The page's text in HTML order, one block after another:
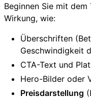
Beginnen Sie mit
Wirkung, wie:
Überschriften
Geschwindigkeit
CTA-Text und
Hero-Bilder oder
Preisdarstellung